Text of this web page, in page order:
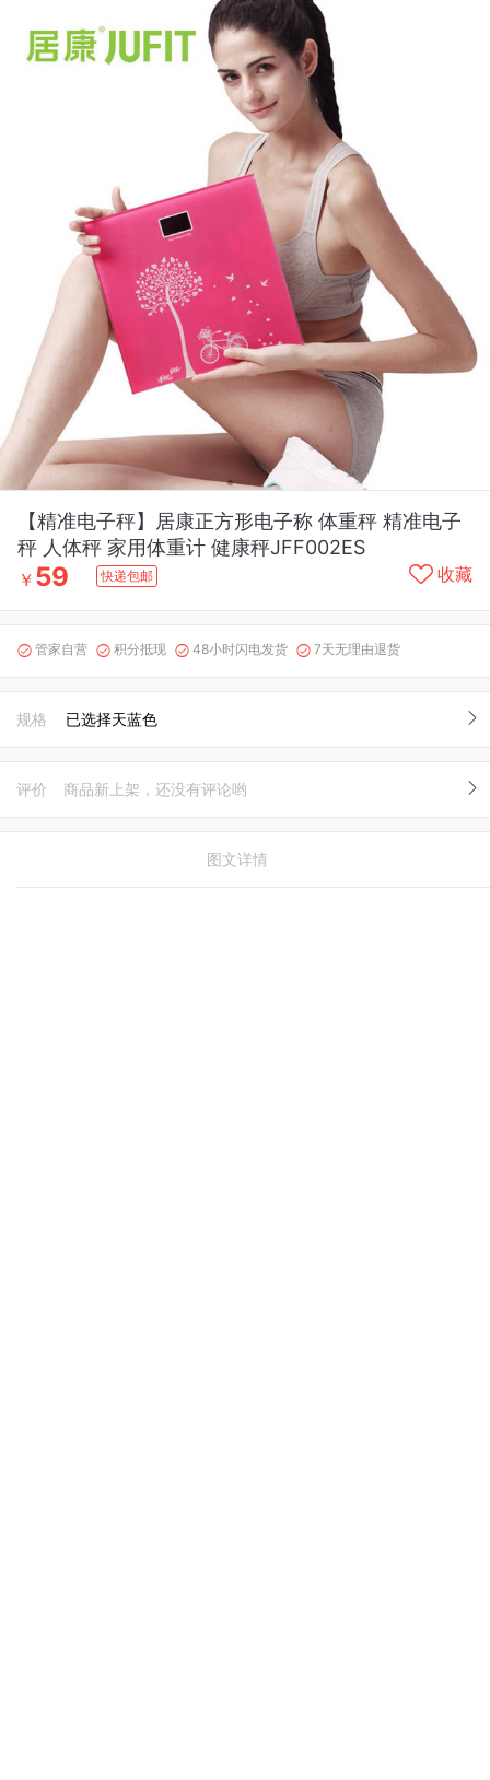
【精准电子秤】居康正方形电子称 体重秤 精准电子
秤 人体秤 家用体重计 健康秤JFF002ES
￥ 59 快递包邮 收藏
 管家自营  积分抵现  48小时闪电发货  7天无理由退货
规格 已选择天蓝色
评价 商品新上架，还没有评论哟
图文详情